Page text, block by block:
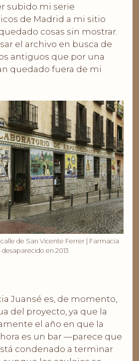
subido mi serie
de Madrid a mi sitio
cosas sin mostrar.
el archivo en busca de
antiguos que por una
quedado fuera de mi
de San Vicente Ferrer | Farmacia
desaparecido en 2013
Juansé es, de momento,
del proyecto, ya que la
el año en que la
es un bar —parece que
condenado a terminar